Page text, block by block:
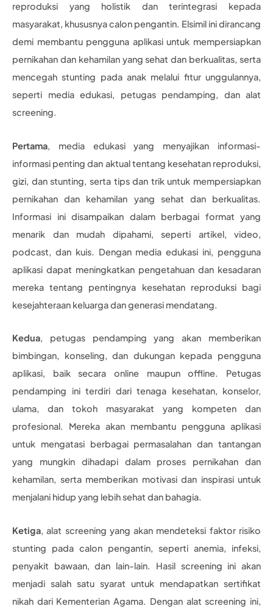
reproduksi yang holistik dan terintegrasi kepada
masyarakat, khususnya calon pengantin. Elsimil ini dirancang
demi membantu pengguna aplikasi untuk mempersiapkan
pernikahan dan kehamilan yang sehat dan berkualitas, serta
mencegah stunting pada anak melalui fitur unggulannya,
seperti media edukasi, petugas pendamping, dan alat
screening.
Pertama, media edukasi yang menyajikan informasi-
informasi penting dan aktual tentang kesehatan reproduksi,
gizi, dan stunting, serta tips dan trik untuk mempersiapkan
pernikahan dan kehamilan yang sehat dan berkualitas.
Informasi ini disampaikan dalam berbagai format yang
menarik dan mudah dipahami, seperti artikel, video,
podcast, dan kuis. Dengan media edukasi ini, pengguna
aplikasi dapat meningkatkan pengetahuan dan kesadaran
mereka tentang pentingnya kesehatan reproduksi bagi
kesejahteraan keluarga dan generasi mendatang.
Kedua, petugas pendamping yang akan memberikan
bimbingan, konseling, dan dukungan kepada pengguna
aplikasi, baik secara online maupun offline. Petugas
pendamping ini terdiri dari tenaga kesehatan, konselor,
ulama, dan tokoh masyarakat yang kompeten dan
profesional. Mereka akan membantu pengguna aplikasi
untuk mengatasi berbagai permasalahan dan tantangan
yang mungkin dihadapi dalam proses pernikahan dan
kehamilan, serta memberikan motivasi dan inspirasi untuk
menjalani hidup yang lebih sehat dan bahagia.
Ketiga, alat screening yang akan mendeteksi faktor risiko
stunting pada calon pengantin, seperti anemia, infeksi,
penyakit bawaan, dan lain-lain. Hasil screening ini akan
menjadi salah satu syarat untuk mendapatkan sertifikat
nikah dari Kementerian Agama. Dengan alat screening ini,